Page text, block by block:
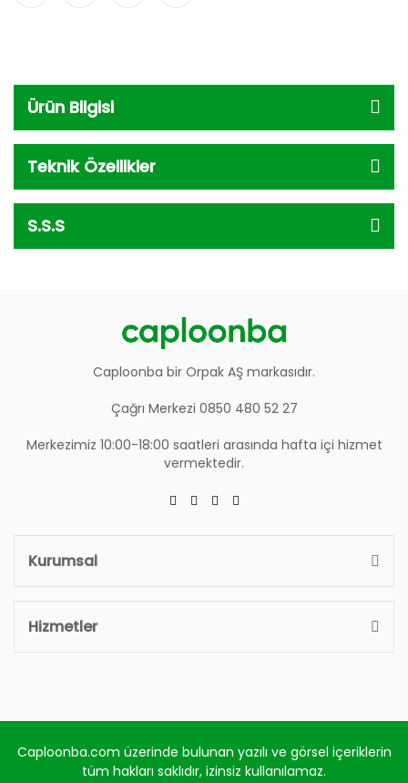
Ürün Bilgisi
Teknik Özellikler
S.S.S
Caploonba bir Orpak AŞ markasıdır.
Çağrı Merkezi 0850 480 52 27
Merkezimiz 10:00-18:00 saatleri arasında hafta içi hizmet
vermektedir.
Kurumsal
Hizmetler
Caploonba.com üzerinde bulunan yazılı ve görsel içeriklerin
tüm hakları saklıdır, izinsiz kullanılamaz.